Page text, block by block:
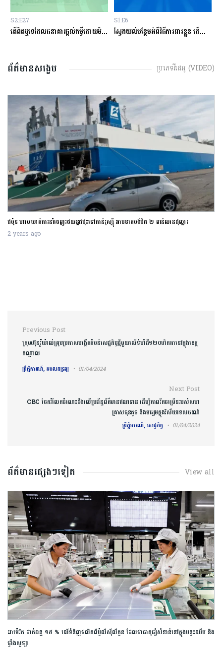
S2:E27
តើពិតឬទេដែលធនាគារផ្ដល់កម្ចីដោយមិនសិក្សាលើលទ្ធភាពសងត្រឡប់?
S1:E6
ស្វែងយល់បន្ថែមអំពីវិធីការពារខ្លួន ដើម្បីជៀសវាងពីការឆបោកតាមបច្ចេកវិទ្យាហិរញ្ញវត្ថុ!
ព័ត៌មានសង្ខេប ប្រភេទវីដេអូ (VIDEO)
ជប៉ុន ហាមឃាត់ការនាំចេញរថយន្តជជុះទៅកាន់រុស្ស៊ី អាចខាតបង់ជិត ២ ពាន់លានដុល្លារ
2 years ago
Post navigation
Previous Post
​ក្រុមហ៊ុន​រ៉ូយ៉ាល់​គ្រុប​ប្រកាស​បង្កើត​តំបន់​សេដ្ឋកិច្ចថ្មីមួយ​លើ​ទំហំ​ដី​១២០​ហិកតា​នៅក្នុង​ខេត្ត
កណ្ដាល​
ព្រឹត្តិការណ៍, អចលនទ្រព្យ 01/04/2024
Next Post
CBC ចែករំលែកចំណេះដឹងលើប្រព័ន្ធព័ត៌មានឥណទាន ដើម្បីភាពរីកចម្រើនរបស់សហ
គ្រាសធុនតូច និងមធ្យមក្នុងវិស័យទេសចរណ៍
ព្រឹត្តិការណ៍, សេដ្ឋកិច្ច 01/04/2024
ព័ត៌មានផ្សេងៗទៀត View all
អាម៉េរិក ដាក់ពន្ធ ១៥ % លើទំនិញផលិតពីប៉ូលីស៊ីលីកូន ដែលជាធាតុផ្សំសំខាន់នៅក្នុងបន្ទះឈីប និង
ផ្ទាំងសូឡា